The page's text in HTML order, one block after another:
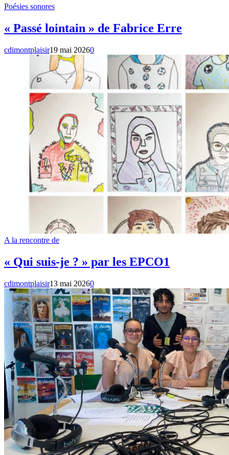
Poésies sonores
« Passé lointain » de Fabrice Erre
cdimontplaisir19 mai 20260
A la rencontre de
« Qui suis-je ? » par les EPCO1
cdimontplaisir13 mai 20260